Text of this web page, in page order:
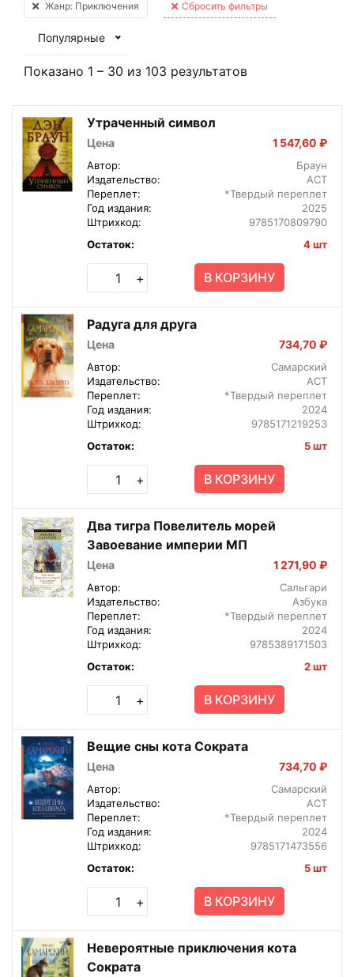
Жанр: Приключения Сбросить фильтры
Популярные
Показано 1 – 30 из 103 результатов
Утраченный символ
Цена 1 547,60 ₽
Автор:
Браун
Издательство:
АСТ
Переплет:
*Твердый переплет
Год издания:
2025
Штрихкод:
9785170809790
Остаток:
4 шт
+ В КОРЗИНУ
Радуга для друга
Цена 734,70 ₽
Автор:
Самарский
Издательство:
АСТ
Переплет:
*Твердый переплет
Год издания:
2024
Штрихкод:
9785171219253
Остаток:
5 шт
+ В КОРЗИНУ
Два тигра Повелитель морей
Завоевание империи МП
Цена 1 271,90 ₽
Автор:
Сальгари
Издательство:
Азбука
Переплет:
*Твердый переплет
Год издания:
2024
Штрихкод:
9785389171503
Остаток:
2 шт
+ В КОРЗИНУ
Вещие сны кота Сократа
Цена 734,70 ₽
Автор:
Самарский
Издательство:
АСТ
Переплет:
*Твердый переплет
Год издания:
2024
Штрихкод:
9785171473556
Остаток:
5 шт
+ В КОРЗИНУ
Невероятные приключения кота
Сократа